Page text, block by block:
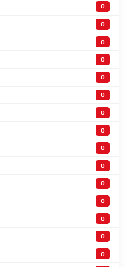
0
0
0
0
0
0
0
0
0
0
0
0
0
0
0